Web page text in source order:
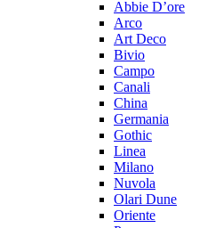
Abbie D’ore
Arco
Art Deco
Bivio
Campo
Canali
China
Germania
Gothic
Linea
Milano
Nuvola
Olari Dune
Oriente